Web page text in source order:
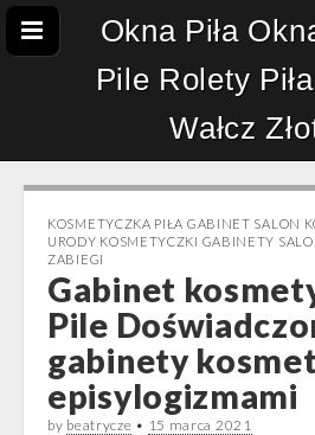
Okna Piła
Pile Rolety
Wałcz
KOSMETYCZKA PIŁA GABINET SALON
URODY KOSMETYCZKI GABINETY
ZABIEGI
Gabinet
Pile
gabinety
episylogizmami
by beatrycze • 15 marca 2021